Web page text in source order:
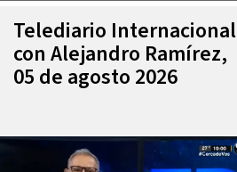
Telediario Internacional
con Alejandro Ramírez,
05 de agosto 2026